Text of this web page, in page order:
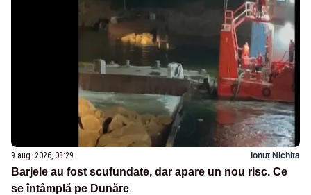
9 aug. 2026, 08:29 Ionuț Nichita
Barjele au fost scufundate, dar apare un nou risc. Ce
se întâmplă pe Dunăre